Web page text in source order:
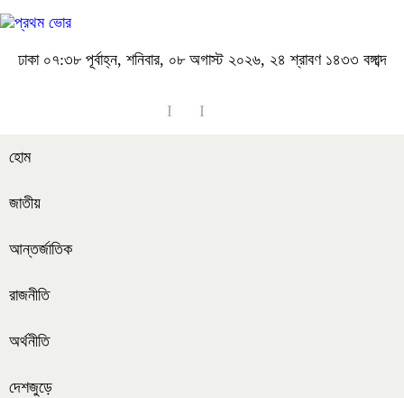
ঢাকা ০৭:৩৮ পূর্বাহ্ন, শনিবার, ০৮ অগাস্ট ২০২৬, ২৪ শ্রাবণ ১৪৩৩ বঙ্গাব্দ
হোম
জাতীয়
আন্তর্জাতিক
রাজনীতি
অর্থনীতি
দেশজুড়ে